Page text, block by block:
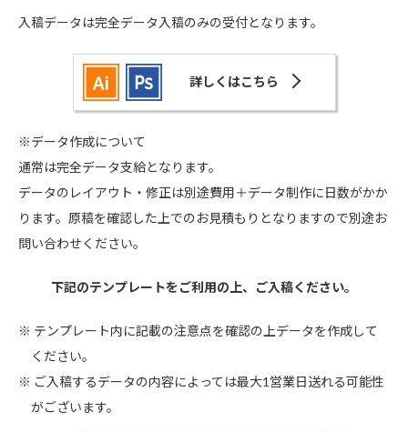
入稿データは完全データ入稿のみの受付となります。
詳しくはこちら
※データ作成について
通常は完全データ支給となります。
データのレイアウト・修正は別途費用＋データ制作に日数がかか
ります。原稿を確認した上でのお見積もりとなりますので別途お
問い合わせください。
下記のテンプレートをご利用の上、ご入稿ください。
テンプレート内に記載の注意点を確認の上データを作成して
ください。
ご入稿するデータの内容によっては最大1営業日送れる可能性
がございます。